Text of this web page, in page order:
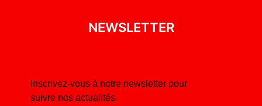
NEWSLETTER
Inscrivez-vous à notre newsletter pour
suivre nos actualités.